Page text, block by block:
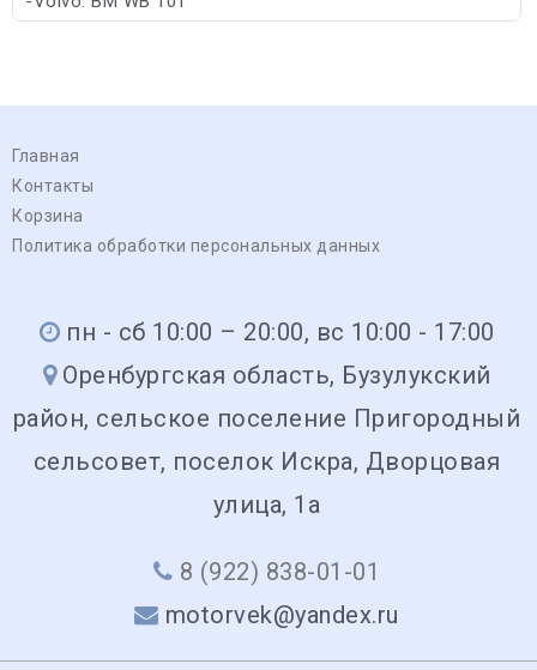
Главная
Контакты
Корзина
Политика обработки персональных данных
пн - сб 10:00 – 20:00, вс 10:00 - 17:00
Оренбургская область, Бузулукский
район, сельское поселение Пригородный
сельсовет, поселок Искра, Дворцовая
улица, 1а
8 (922) 838-01-01
motorvek@yandex.ru